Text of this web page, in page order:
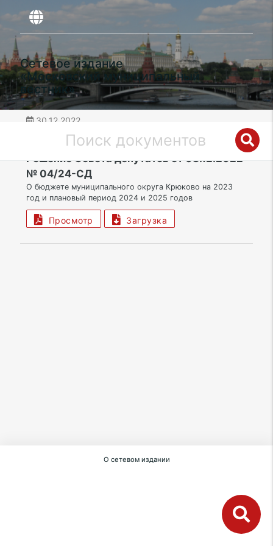
Сетевое издание
«Московский муниципальный
вестник»
30.12.2022
ЗелАО | Муниципальный округ Крюково
Решение Совета депутатов от 08.12.2022
№ 04/24-СД
О бюджете муниципального округа Крюково на 2023
год и плановый период 2024 и 2025 годов
Просмотр Загрузка
О сетевом издании